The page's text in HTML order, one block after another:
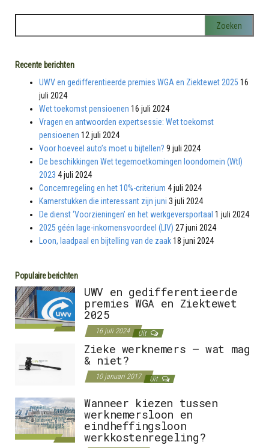
Recente berichten
UWV en gedifferentieerde premies WGA en Ziektewet 2025 16
juli 2024
Wet toekomst pensioenen 16 juli 2024
Vragen en antwoorden expertsessie: Wet toekomst
pensioenen 12 juli 2024
Voor hoeveel auto’s moet u bijtellen? 9 juli 2024
De beschikkingen Wet tegemoetkomingen loondomein (Wtl)
2023 4 juli 2024
Concernregeling en het 10%-criterium 4 juli 2024
Kamerstukken die interessant zijn juni 3 juli 2024
De dienst ‘Voorzieningen’ en het werkgeversportaal 1 juli 2024
2025 géén lage-inkomensvoordeel (LIV) 27 juni 2024
Loon, laadpaal en bijtelling van de zaak18 juni 2024
Populaire berichten
UWV en gedifferentieerde
premies WGA en Ziektewet
2025
16 juli 2024 Uit
Zieke werknemers – wat mag
& niet?
10 januari 2017 Uit
Wanneer kiezen tussen
werknemersloon en
eindheffingsloon
werkkostenregeling?